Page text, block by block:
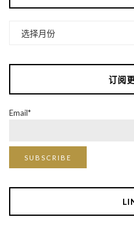
订阅
Email*